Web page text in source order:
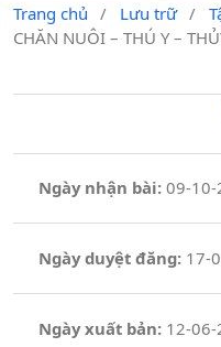
Trang chủ / Lưu trữ /
CHĂN NUÔI – THÚ Y –
Ngày nhận bài: 09-10-
Ngày duyệt đăng:17-
Ngày xuất bản: 12-